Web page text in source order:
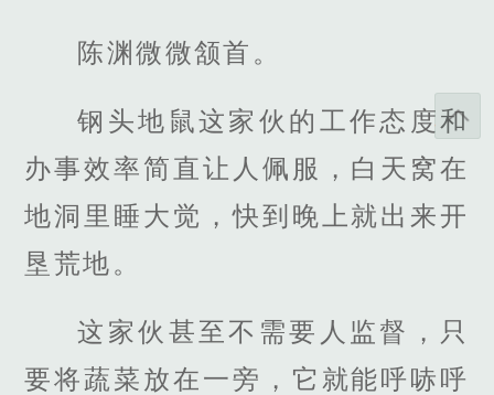
陈渊微微颔首。
钢头地鼠这家伙的工作态度和
办事效率简直让人佩服，白天窝在
地洞里睡大觉，快到晚上就出来开
垦荒地。
这家伙甚至不需要人监督，只
要将蔬菜放在一旁，它就能呼哧呼